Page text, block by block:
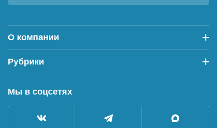
О компании
Рубрики
Мы в соцсетях